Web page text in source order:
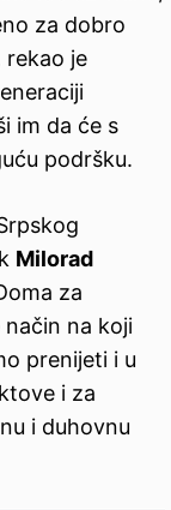
za dobro
rekao je
im da će s
podršku.
Milorad
za
način na koji
prenijeti i u
i za
i duhovnu